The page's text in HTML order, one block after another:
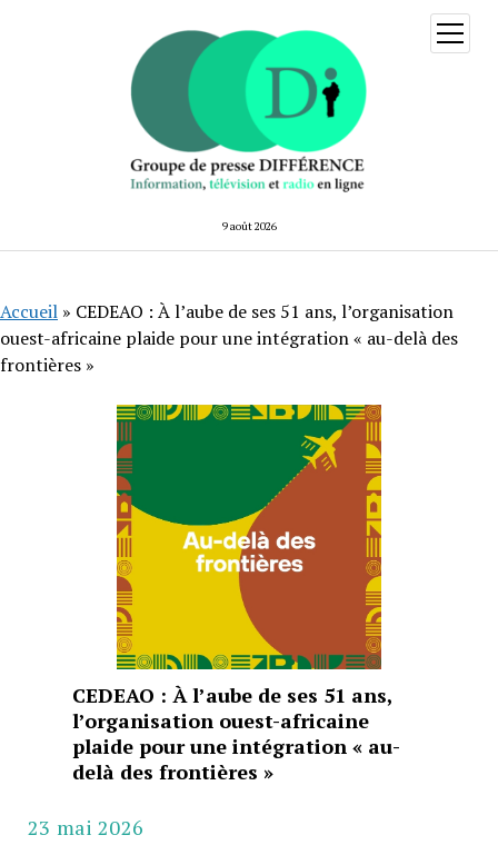
9 août 2026
ouvrir
menu
Accueil » CEDEAO : À l’aube de ses 51 ans, l’organisation
ouest-africaine plaide pour une intégration « au-delà des
frontières »
CEDEAO : À l’aube de ses 51 ans,
l’organisation ouest-africaine
plaide pour une intégration « au-
delà des frontières »
23 mai 2026